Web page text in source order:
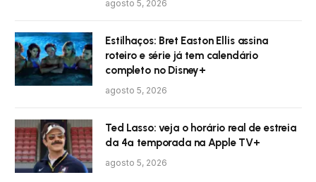
agosto 5, 2026
Estilhaços: Bret Easton Ellis assina
roteiro e série já tem calendário
completo no Disney+
agosto 5, 2026
Ted Lasso: veja o horário real de estreia
da 4ª temporada na Apple TV+
agosto 5, 2026